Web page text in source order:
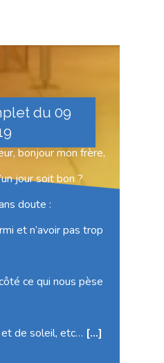
du 09
bonjour mon frère,
jour soit bon ?
doute :
et n’avoir pas trop
ce qui nous pèse
de soleil, etc… […]